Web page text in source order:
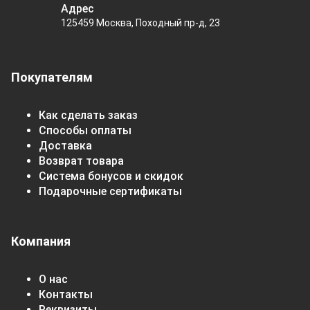
Покупателям
Как сделать заказ
Способы оплаты
Доставка
Возврат товара
Система бонусов и скидок
Подарочные сертификаты
Компания
О нас
Контакты
Адрес
125459 Москва, Походный пр-д, 23